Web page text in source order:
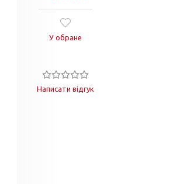
У обране
Написати відгук